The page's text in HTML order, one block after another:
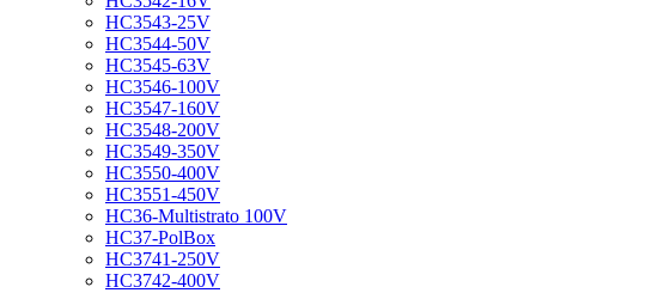
HC3543-25V
HC3544-50V
HC3545-63V
HC3546-100V
HC3547-160V
HC3548-200V
HC3549-350V
HC3550-400V
HC3551-450V
HC36-Multistrato 100V
HC37-PolBox
HC3741-250V
HC3742-400V